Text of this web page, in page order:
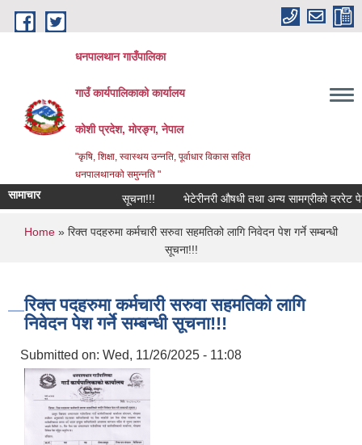
Skip to main content
धनपालथान गाउँपालिका
गाउँ कार्यपालिकाको कार्यालय
कोशी प्रदेश, मोरङ्ग, नेपाल
"कृषि, शिक्षा, स्वास्थय उन्नति, पूर्वाधार विकास सहित
धनपालथानको समुन्नति "
सामाचार सूचना!!! भेटेरीनरी औषधी तथा अन्य सामग्रीको दररेट
You are here
Home » रिक्त पदहरुमा कर्मचारी सरुवा सहमतिको लागि निवेदन पेश गर्ने सम्बन्धी
सूचना!!!
रिक्त पदहरुमा कर्मचारी सरुवा सहमतिको लागि
निवेदन पेश गर्ने सम्बन्धी सूचना!!!
Submitted on: Wed, 11/26/2025 - 11:08